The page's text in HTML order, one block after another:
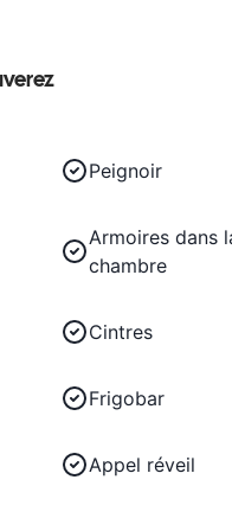
Peignoir
Armoires dans
chambre
Cintres
Frigobar
Appel réveil